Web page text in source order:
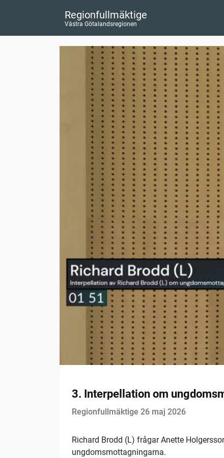
Regionfullmäktige
Västra Götalandsregionen
3. Interpellation om
Regionfullmäktige 26 maj 2026
Richard Brodd (L) frågar Anette
ungdomsmottagningarna.